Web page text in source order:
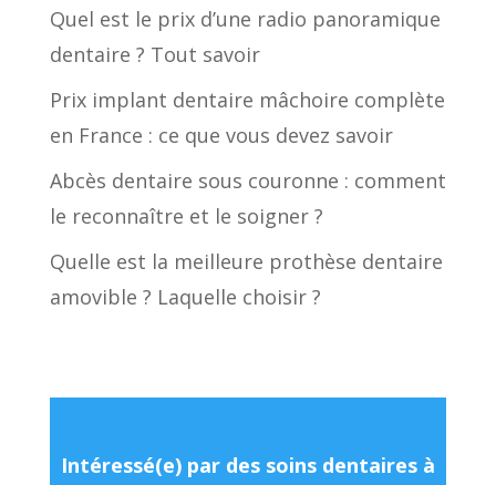
Quel est le prix d’une radio panoramique
dentaire ? Tout savoir
Prix implant dentaire mâchoire complète
en France : ce que vous devez savoir
Abcès dentaire sous couronne : comment
le reconnaître et le soigner ?
Quelle est la meilleure prothèse dentaire
amovible ? Laquelle choisir ?
Intéressé(e) par des soins dentaires à